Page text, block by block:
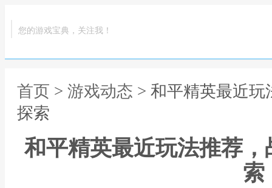
您的游戏宝典，关注我！
首页 > 游戏动态 > 和平精英最近
探索
和平精英最近玩法推荐
索